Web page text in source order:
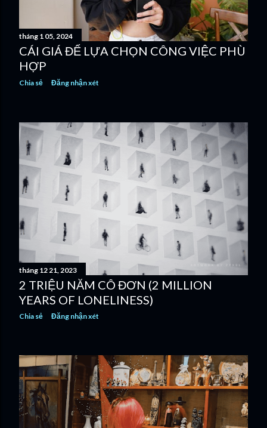
tháng 1 05, 2024
CÁI GIÁ ĐỂ LỰA CHỌN CÔNG VIỆC PHÙ
HỢP
Chia sẻ Đăng nhận xét
tháng 12 21, 2023
2 TRIỆU NĂM CÔ ĐƠN (2 MILLION
YEARS OF LONELINESS)
Chia sẻ Đăng nhận xét